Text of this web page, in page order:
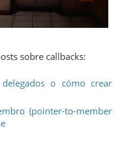
sobre callbacks:
o cómo crear
(pointer-to-member